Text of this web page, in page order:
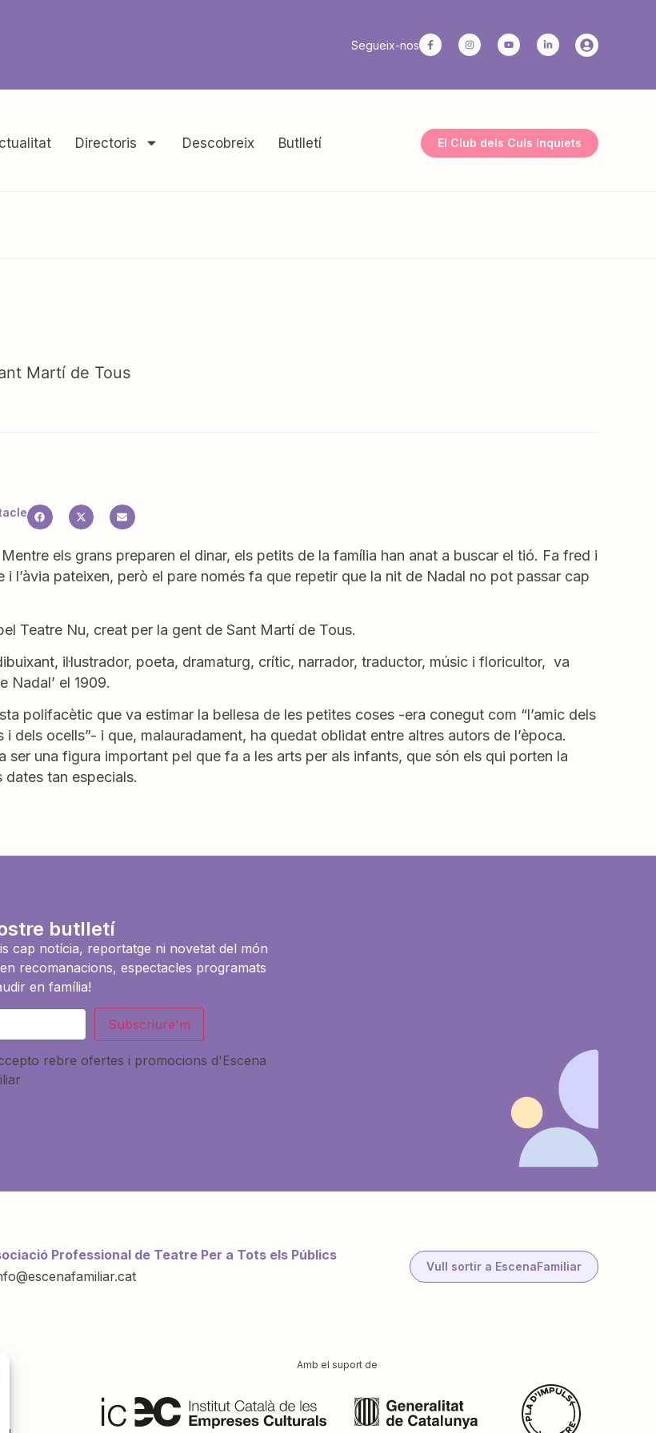
Segueix-nos
Directoris Descobreix Butlletí El Club dels Culs Inquiets
Martí de Tous
els grans preparen el dinar, els petits de la família han anat a buscar el tió. Fa fred i
i l’àvia pateixen, però el pare només fa que repetir que la nit de Nadal no pot passar cap
Teatre Nu, creat per la gent de Sant Martí de Tous.
il·lustrador, poeta, dramaturg, crític, narrador, traductor, músic i floricultor, va
Nadal’ el 1909.
polifacètic que va estimar la bellesa de les petites coses -era conegut com “l’amic dels
i dels ocells”- i que, malauradament, ha quedat oblidat entre altres autors de l’època.
ser una figura important pel que fa a les arts per als infants, que són els qui porten la
dates tan especials.
butlletí
cap notícia, reportatge ni novetat del món
recomanacions, espectacles programats
en família!
Subscriure'm
rebre ofertes i promocions d'Escena
Professional de Teatre Per a Tots els Públics
Vull sortir a EscenaFamiliar
Amb el suport de